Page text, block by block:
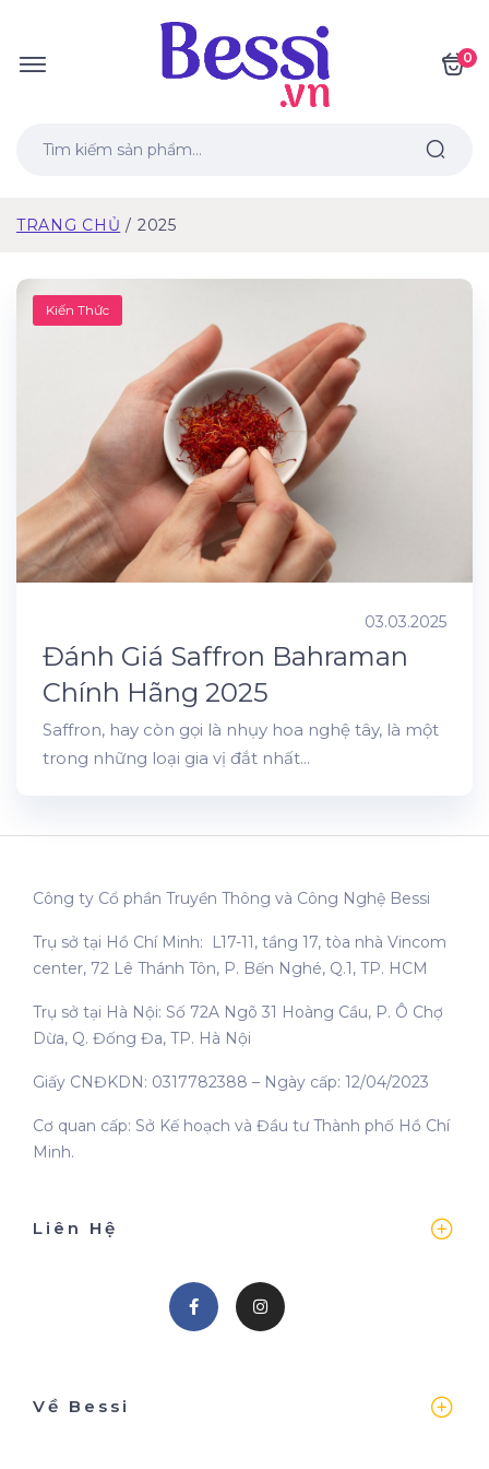
0
TRANG CHỦ 2025
Kiến Thức
03.03.2025
Đánh Giá Saffron Bahraman
Chính Hãng 2025
Saffron, hay còn gọi là nhụy hoa nghệ tây, là một
trong những loại gia vị đắt nhất...
Liên Hệ
Về Bessi
Công ty Cổ phần Truyền Thông và Công Nghệ Bessi
Trụ sở tại Hồ Chí Minh: L17-11, tầng 17, tòa nhà Vincom
center, 72 Lê Thánh Tôn, P. Bến Nghé, Q.1, TP. HCM
Trụ sở tại Hà Nội: Số 72A Ngõ 31 Hoàng Cầu, P. Ô Chợ
Dừa, Q. Đống Đa, TP. Hà Nội
Giấy CNĐKDN: 0317782388 – Ngày cấp: 12/04/2023
Cơ quan cấp: Sở Kế hoạch và Đầu tư Thành phố Hồ Chí
Minh.